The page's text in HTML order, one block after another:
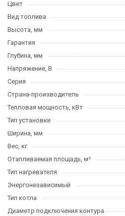
Цвет
Вид топлива
Высота, мм
Гарантия
Глубина, мм
Напряжение, В
Серия
Страна-производитель
Тепловая мощность, кВт
Тип установки
Ширина, мм
Вес, кг
Отапливаемая площадь, м²
Тип нагревателя
Энергонезависимый
Тип котла
Диаметр подключения контура